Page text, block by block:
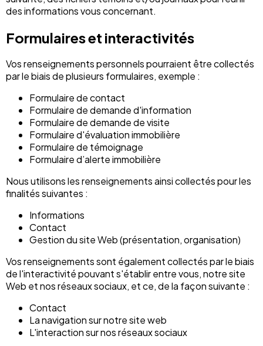
des informations vous concernant.
Formulaires et interactivités
Vos renseignements personnels pourraient être collectés
par le biais de plusieurs formulaires, exemple :
Formulaire de contact
Formulaire de demande d'information
Formulaire de demande de visite
Formulaire d'évaluation immobilière
Formulaire de témoignage
Formulaire d’alerte immobilière
Nous utilisons les renseignements ainsi collectés pour les
finalités suivantes :
Informations
Contact
Gestion du site Web (présentation, organisation)
Vos renseignements sont également collectés par le biais
de l'interactivité pouvant s'établir entre vous, notre site
Web et nos réseaux sociaux, et ce, de la façon suivante :
Contact
La navigation sur notre site web
L'interaction sur nos réseaux sociaux